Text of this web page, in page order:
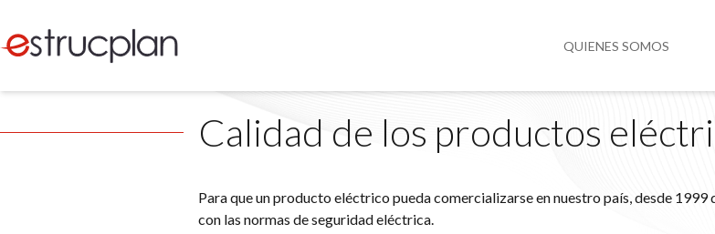
QUIENES SOMOS
Calidad de los productos
Para que un producto eléctrico pueda comercializarse en nuestro país, desde
con las normas de seguridad eléctrica.